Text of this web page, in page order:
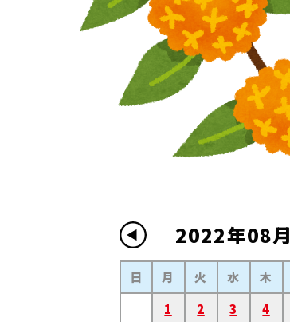
2022年08月
日 月 火 水 木
1
2 3 4